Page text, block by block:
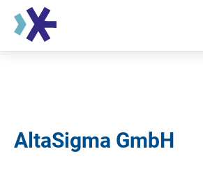
AltaSigma GmbH